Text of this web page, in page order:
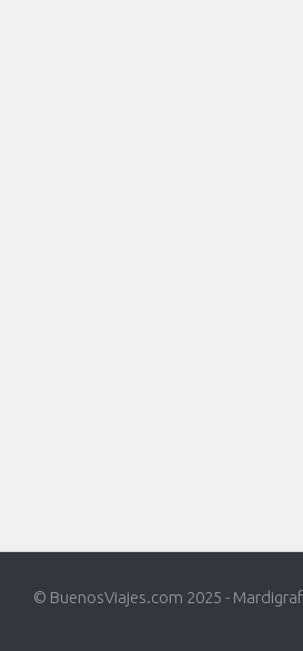
© BuenosViajes.com 2025 -